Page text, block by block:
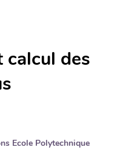
calcul des
Ecole Polytechnique